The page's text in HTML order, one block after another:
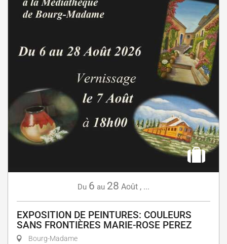
Du 6 au 28 Août , ...
EXPOSITION DE PEINTURES: COULEURS
SANS FRONTIÈRES MARIE-ROSE PEREZ
Bourg-Madame